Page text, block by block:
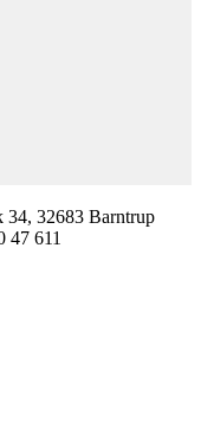
34, 32683 Barntrup
47 611